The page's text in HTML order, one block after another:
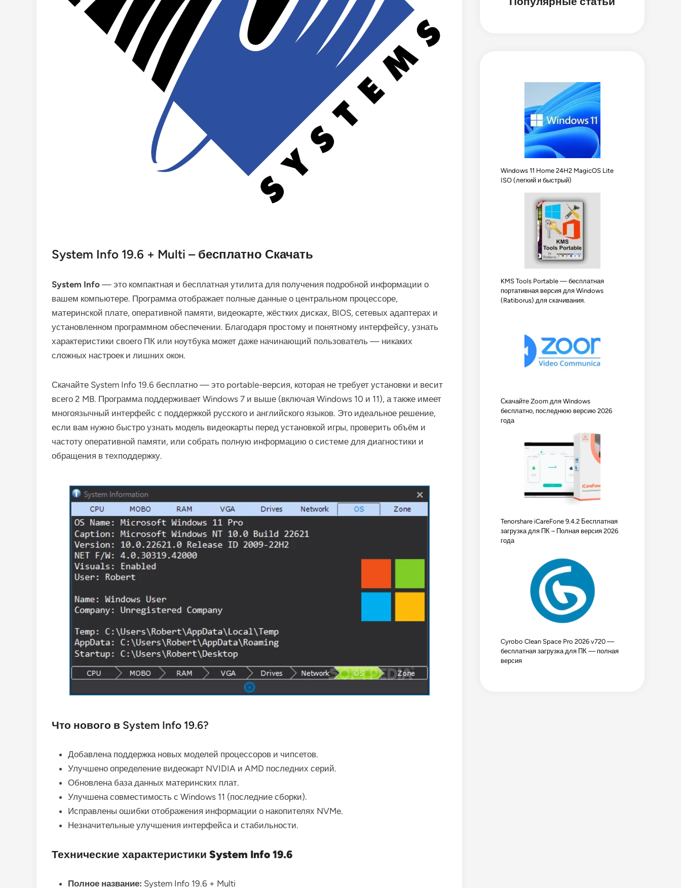
System Info 19.6 + Multi – бесплатно Скачать
System Info — это компактная и бесплатная утилита для получения подробной информации о
вашем компьютере. Программа отображает полные данные о центральном процессоре,
материнской плате, оперативной памяти, видеокарте, жёстких дисках, BIOS, сетевых адаптерах и
установленном программном обеспечении. Благодаря простому и понятному интерфейсу, узнать
характеристики своего ПК или ноутбука может даже начинающий пользователь — никаких
сложных настроек и лишних окон.
Скачайте System Info 19.6 бесплатно — это portable-версия, которая не требует установки и весит
всего 2 MB. Программа поддерживает Windows 7 и выше (включая Windows 10 и 11), а также имеет
многоязычный интерфейс с поддержкой русского и английского языков. Это идеальное решение,
если вам нужно быстро узнать модель видеокарты перед установкой игры, проверить объём и
частоту оперативной памяти, или собрать полную информацию о системе для диагностики и
обращения в техподдержку.
Что нового в System Info 19.6?
Добавлена поддержка новых моделей процессоров и чипсетов.
Улучшено определение видеокарт NVIDIA и AMD последних серий.
Обновлена база данных материнских плат.
Улучшена совместимость с Windows 11 (последние сборки).
Исправлены ошибки отображения информации о накопителях NVMe.
Незначительные улучшения интерфейса и стабильности.
Технические характеристики System Info 19.6
Полное название: System Info 19.6 + Multi
Windows 11 Home 24H2 MagicOS Lite
ISO (легкий и быстрый)
KMS Tools Portable — бесплатная
портативная версия для Windows
(Ratiborus) для скачивания.
Скачайте Zoom для Windows
бесплатно, последнюю версию 2026
года
Tenorshare iCareFone 9.4.2 Бесплатная
загрузка для ПК – Полная версия 2026
года
Cyrobo Clean Space Pro 2026 v720 —
бесплатная загрузка для ПК — полная
версия